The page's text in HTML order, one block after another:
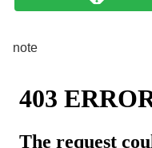
note